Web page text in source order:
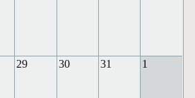
29 30 31 1